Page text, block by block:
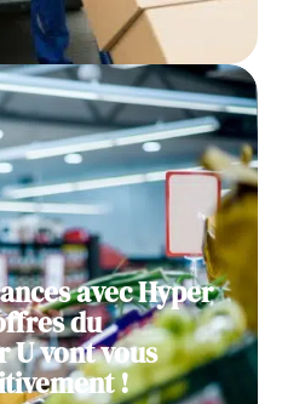
avec Hyper
du
U vont vous
!